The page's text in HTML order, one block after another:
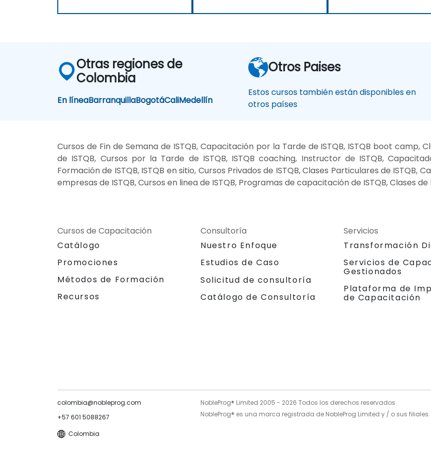
Otras regiones de
Colombia
En líneaBarranquillaBogotáCaliMedellín
Otros Paises
Estos cursos también están disponibles en
otros países
Cursos de Fin de Semana de ISTQB, Capacitación por la Tarde de ISTQB, ISTQB boot camp,
de ISTQB, Cursos por la Tarde de ISTQB, ISTQB coaching, Instructor de ISTQB,
Formación de ISTQB, ISTQB en sitio, Cursos Privados de ISTQB, Clases Particulares de
empresas de ISTQB, Cursos en linea de ISTQB, Programas de capacitación de ISTQB, Clases de
Cursos de Capacitación
Catálogo
Promociones
Métodos de Formación
Recursos
Consultoría
Nuestro Enfoque
Estudios de Caso
Solicitud de consultoría
Catálogo de Consultoría
Servicios
Transformación
Servicios de
Gestionados
Plataforma de
de Capacitación
colombia@nobleprog.com
+57 601 5088267
Colombia
NobleProg® Limited 2005 - 2026 Todos los derechos reservados
NobleProg® es una marca registrada de NobleProg Limited y / o sus filiales.